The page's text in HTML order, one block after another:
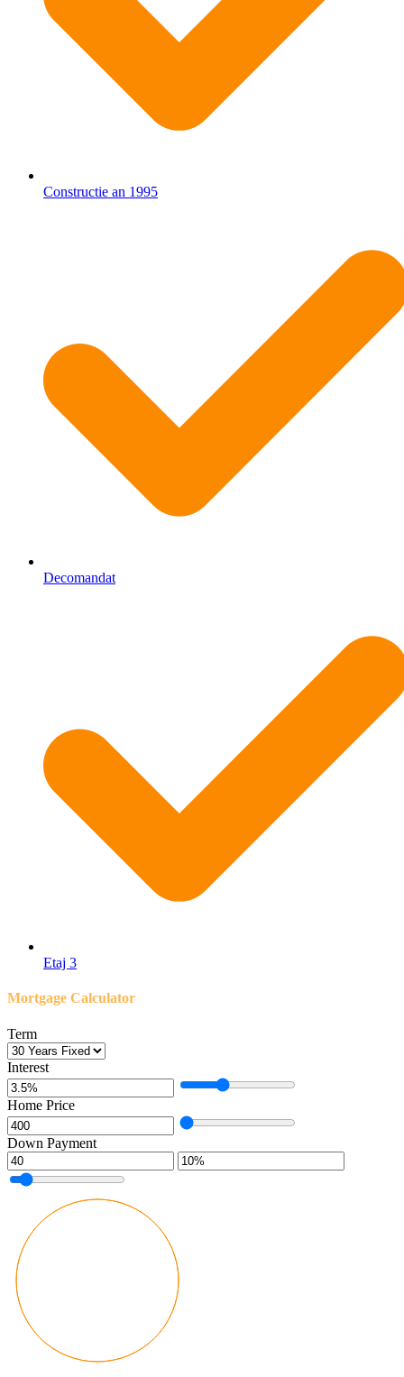
Constructie an 1995
Decomandat
Etaj 3
Mortgage Calculator
Term
Interest
Home Price
Down Payment